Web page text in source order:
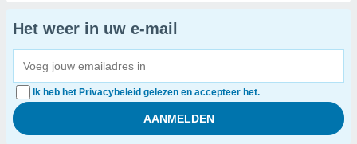
Het weer in uw e-mail
Ik heb het Privacybeleid gelezen en accepteer het.